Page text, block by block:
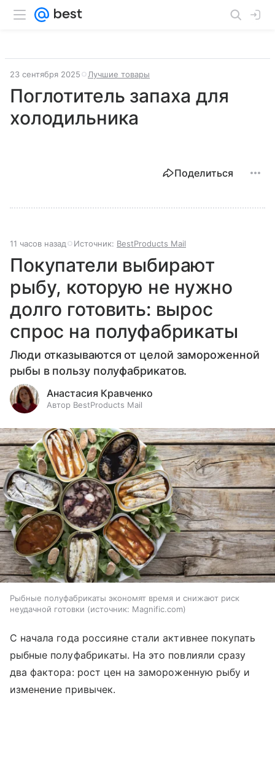
23 сентября 2025 Лучшие товары
Поглотитель запаха для
холодильника
Поделиться
11 часов назад Источник: BestProducts Mail
Покупатели выбирают
рыбу, которую не нужно
долго готовить: вырос
спрос на полуфабрикаты
Люди отказываются от целой замороженной
рыбы в пользу полуфабрикатов.
Анастасия Кравченко
Автор BestProducts Mail
Рыбные полуфабрикаты экономят время и снижают риск
неудачной готовки
источник: Magnific.com
С начала года россияне стали активнее покупать
рыбные полуфабрикаты. На это повлияли сразу
два фактора: рост цен на замороженную рыбу и
изменение привычек.